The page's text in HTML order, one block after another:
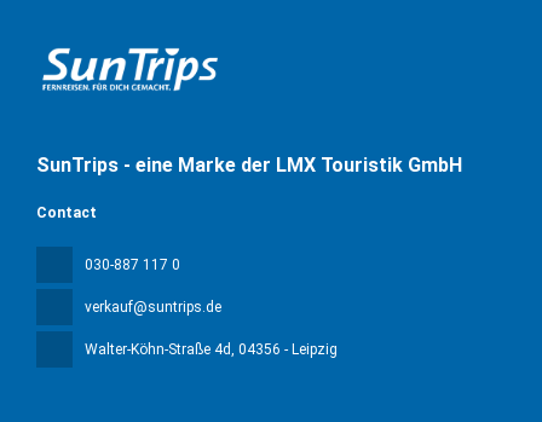
SunTrips - eine Marke der LMX Touristik GmbH
Contact
030-887 117 0
verkauf@suntrips.de
Walter-Köhn-Straße 4d , 04356 - Leipzig